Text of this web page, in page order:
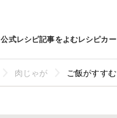
公式レシピ記事をよむレシピカ
肉じゃが ご飯がすす